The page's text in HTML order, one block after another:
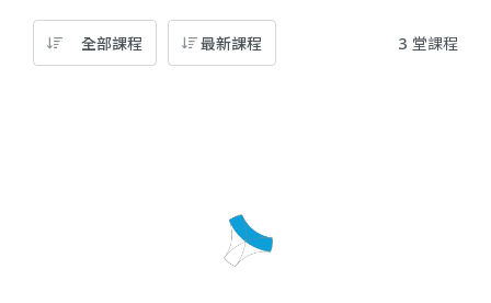
全部課程 最新課程 3 堂課程